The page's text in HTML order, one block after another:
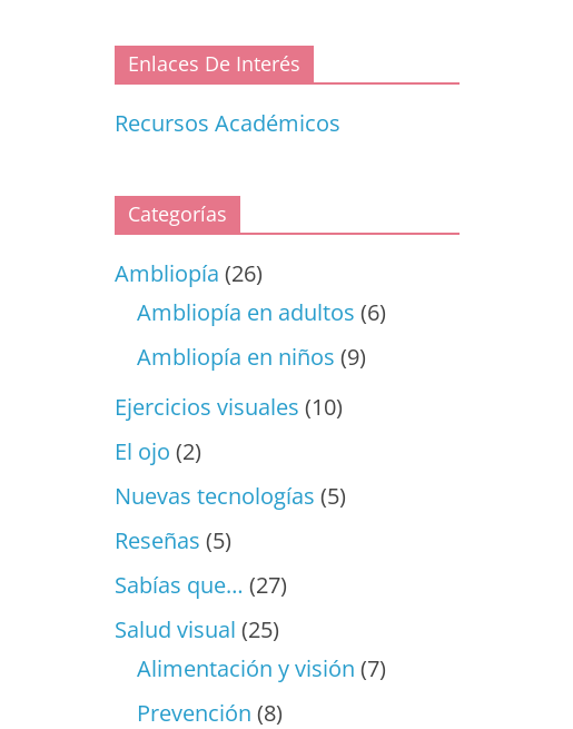
Enlaces De Interés
Recursos Académicos
Categorías
Ambliopía (26)
Ambliopía en adultos (6)
Ambliopía en niños (9)
Ejercicios visuales (10)
El ojo (2)
Nuevas tecnologías (5)
Reseñas (5)
Sabías que… (27)
Salud visual (25)
Alimentación y visión (7)
Prevención (8)